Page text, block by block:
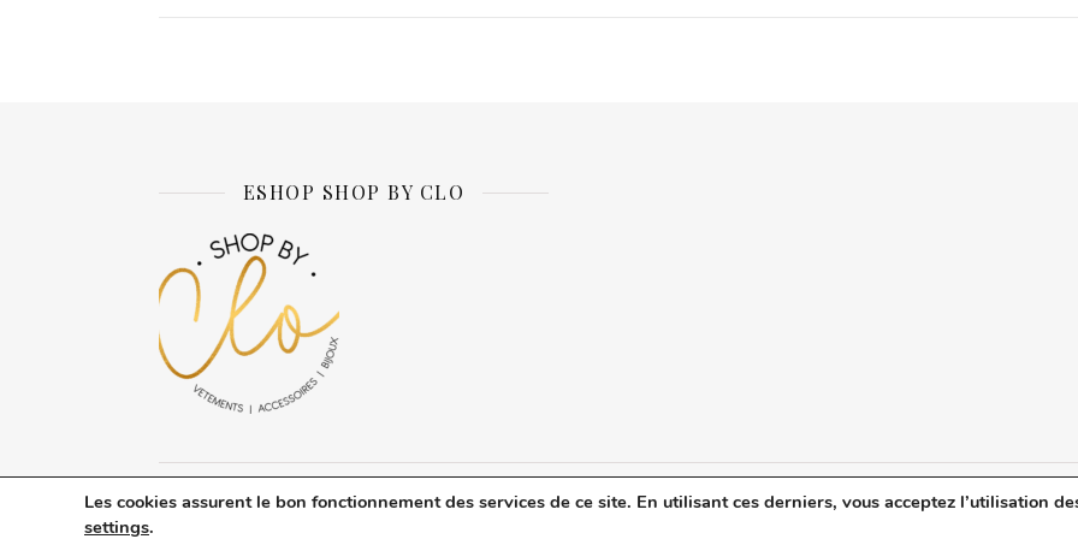
ESHOP SHOP BY CLO
A propos du blog Mentions légales Politique de confidentialité Revue de Presse
Thème Ashe parWP Royal.
Les cookies assurent le bon fonctionnement des services de ce site. En utilisant ces derniers, vous acceptez l’utilisation
settings.